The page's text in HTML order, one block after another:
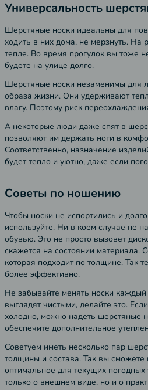
Универсальность
Шерстяные носки идеальны для
ходить в них дома, не мерзнуть. На
тепле. Во время прогулок вы тоже
будете на улице долго.
Шерстяные носки незаменимы для
образа жизни. Они удерживают
влагу. Поэтому риск
А некоторые люди даже спят в
позволяют им держать ноги в
Соответственно, назначение
будет тепло и уютно, даже если
Советы по ношению
Чтобы носки не испортились и
используйте. Ни в коем случае не
обувью. Это не просто вызовет
скажется на состоянии материала.
которая подходит по толщине. Так
более эффективно.
Не забывайте менять носки
выглядят чистыми, делайте это.
холодно, можно надеть шерстяные
обеспечите дополнительное
Советуем иметь несколько пар
толщины и состава. Так вы сможете
оптимальное для текущих погодных
только о внешнем виде, но и о